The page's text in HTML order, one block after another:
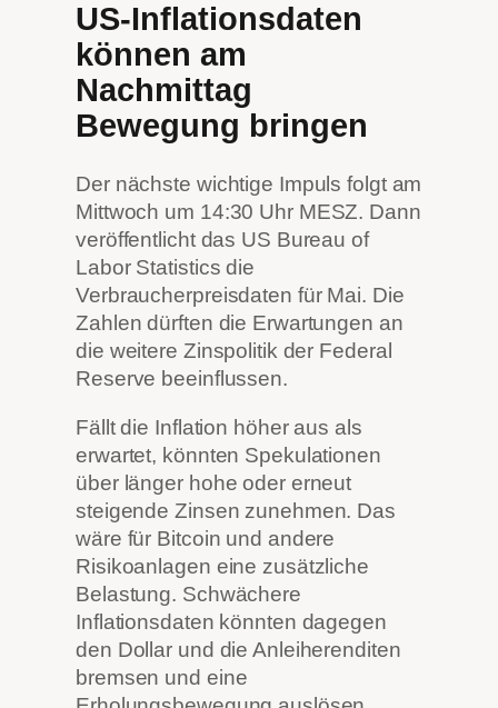
US-Inflationsdaten
können am
Nachmittag
Bewegung bringen
Der nächste wichtige Impuls folgt am
Mittwoch um 14:30 Uhr MESZ. Dann
veröffentlicht das US Bureau of
Labor Statistics die
Verbraucherpreisdaten für Mai. Die
Zahlen dürften die Erwartungen an
die weitere Zinspolitik der Federal
Reserve beeinflussen.
Fällt die Inflation höher aus als
erwartet, könnten Spekulationen
über länger hohe oder erneut
steigende Zinsen zunehmen. Das
wäre für Bitcoin und andere
Risikoanlagen eine zusätzliche
Belastung. Schwächere
Inflationsdaten könnten dagegen
den Dollar und die Anleiherenditen
bremsen und eine